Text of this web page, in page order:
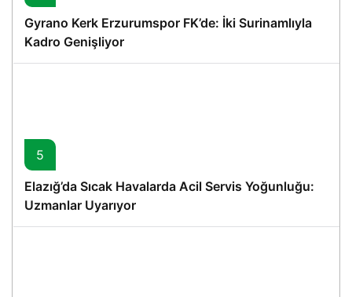
Gyrano Kerk Erzurumspor FK’de: İki Surinamlıyla
Kadro Genişliyor
5
Elazığ’da Sıcak Havalarda Acil Servis Yoğunluğu:
Uzmanlar Uyarıyor